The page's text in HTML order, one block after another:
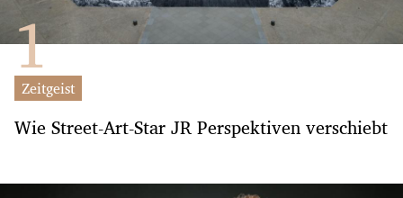
Zeitgeist
Wie Street-Art-Star JR Perspektiven verschiebt